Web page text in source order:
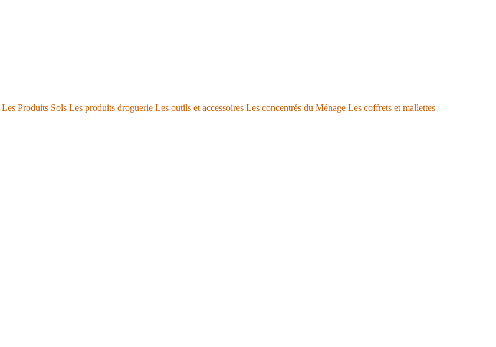
Les Produits Sols Les produits droguerie Les outils et accessoires Les concentrés du Ménage Les coffrets et mallettes